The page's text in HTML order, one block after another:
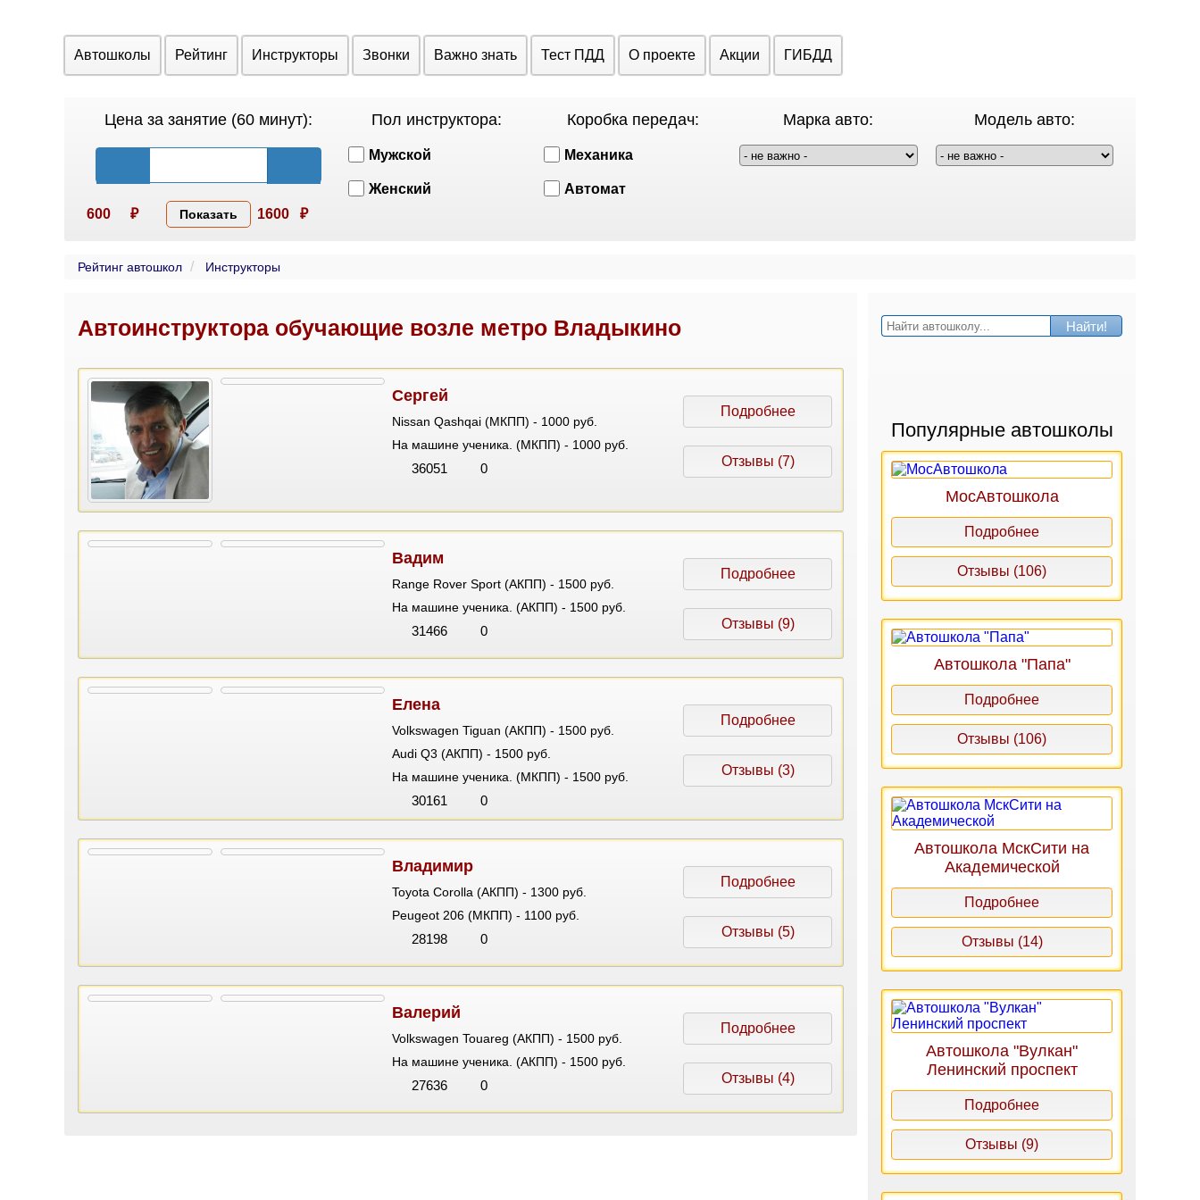
Автошколы Рейтинг Инструкторы Звонки Важно знать Тест ПДД О проекте Акции ГИБДД
Цена за занятие (60 минут):
600 ₽ Показать 1600 ₽
Пол инструктора:
Мужской
Женский
Коробка передач:
Механика
Автомат
Марка авто: Модель авто:
Рейтинг автошкол Инструкторы
Автоинструктора обучающие возле метро Владыкино
Сергей
Nissan Qashqai (МКПП) - 1000 руб.
На машине ученика. (МКПП) - 1000 руб.
36051 0
Подробнее
Отзывы (7)
Вадим
Range Rover Sport (АКПП) - 1500 руб.
На машине ученика. (АКПП) - 1500 руб.
31466 0
Подробнее
Отзывы (9)
Елена
Volkswagen Tiguan (АКПП) - 1500 руб.
Audi Q3 (АКПП) - 1500 руб.
На машине ученика. (МКПП) - 1500 руб.
30161 0
Подробнее
Отзывы (3)
Владимир
Toyota Corolla (АКПП) - 1300 руб.
Peugeot 206 (МКПП) - 1100 руб.
28198 0
Подробнее
Отзывы (5)
Валерий
Volkswagen Touareg (АКПП) - 1500 руб.
На машине ученика. (АКПП) - 1500 руб.
27636 0
Подробнее
Отзывы (4)
Найти!
Популярные автошколы
МосАвтошкола
Подробнее
Отзывы (106)
Автошкола "Папа"
Подробнее
Отзывы (106)
Автошкола МскСити на
Академической
Подробнее
Отзывы (14)
Автошкола "Вулкан"
Ленинский проспект
Подробнее
Отзывы (9)